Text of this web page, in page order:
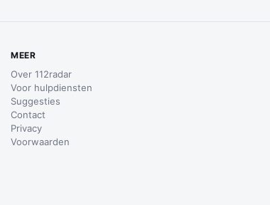
MEER
Over 112radar
Voor hulpdiensten
Suggesties
Contact
Privacy
Voorwaarden